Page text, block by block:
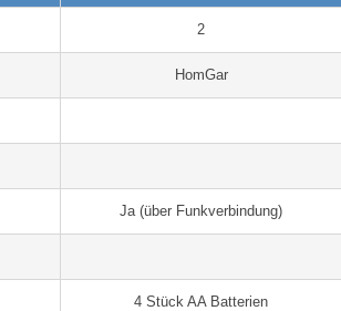
2
HomGar
Ja (über Funkverbindung)
4 Stück AA Batterien